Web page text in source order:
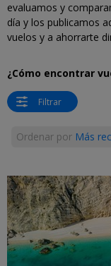
evaluamos y
día y los publicamos
vuelos y a ahorrarte
¿Cómo encontrar
Filtrar
Ordenar por Más
←